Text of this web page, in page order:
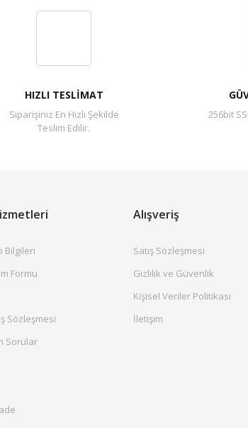
HIZLI TESLİMAT
Siparişiniz En Hızlı Şekilde
Teslim Edilir.
256bit
Bilgileri
Formu
Sözleşmesi
Sorular
Alışveriş
Satış Sözleşmesi
Gizlilik ve Güvenlik
Kişisel Veriler Politikası
İletişim